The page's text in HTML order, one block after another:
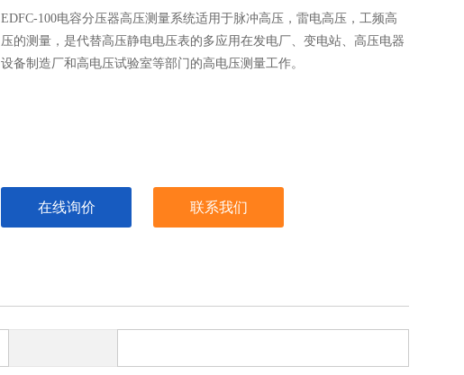
EDFC-100电容分压器高压测量系统适用于脉冲高压，雷电高压，工频高
压的测量，是代替高压静电电压表的多应用在发电厂、变电站、高压电器
设备制造厂和高电压试验室等部门的高电压测量工作。
在线询价 联系我们